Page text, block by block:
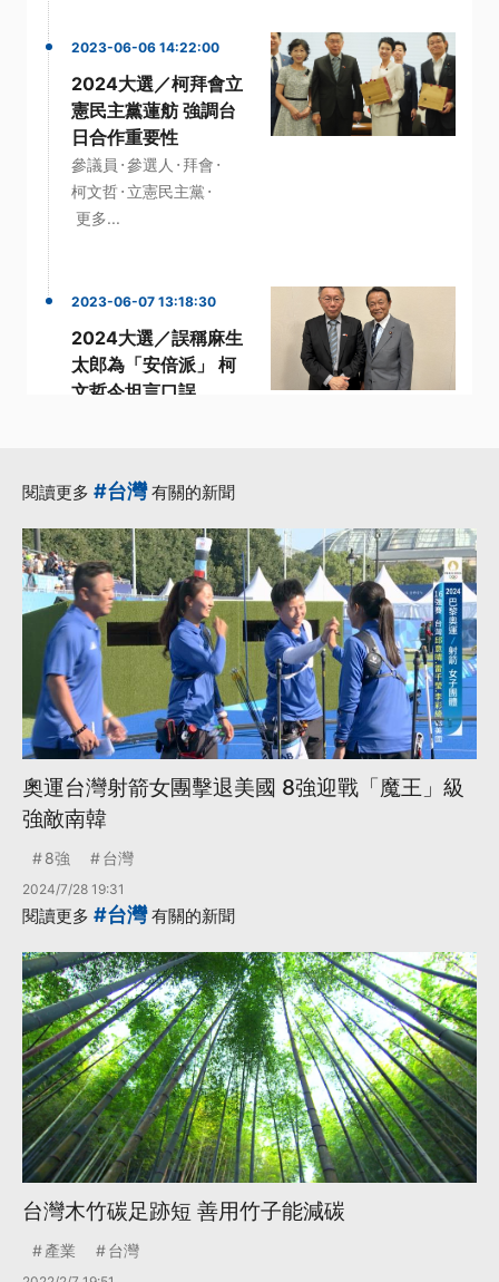
2023-06-06 14:22:00
2024大選／柯拜會立
憲民主黨蓮舫 強調台
日合作重要性
參議員 ·參選人 · 拜會 ·
柯文哲· 立憲民主黨 ·
更多...
2023-06-07 13:18:30
2024大選／誤稱麻生
太郎為「安倍派」 柯
文哲今坦言口誤
閱讀更多 #台灣有關的新聞
奧運台灣射箭女團擊退美國 8強迎戰「魔王」級
強敵南韓
8強 台灣
2024/7/28 19:31
閱讀更多 #台灣有關的新聞
台灣木竹碳足跡短 善用竹子能減碳
產業 台灣